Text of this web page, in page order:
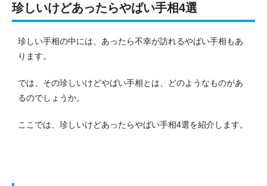
珍しいけどあったらやばい手相4選
珍しい手相の中には、あったら不幸が訪れるやばい手相もあ
ります。
では、その珍しいけどやばい手相とは、どのようなものがあ
るのでしょうか。
ここでは、珍しいけどあったらやばい手相4選を紹介します。